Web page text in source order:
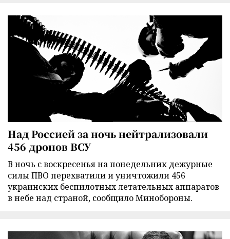
Над Россией за ночь нейтрализовали
456 дронов ВСУ
В ночь с воскресенья на понедельник дежурные
силы ПВО перехватили и уничтожили 456
украинских беспилотных летательных аппаратов
в небе над страной, сообщило Минобороны.